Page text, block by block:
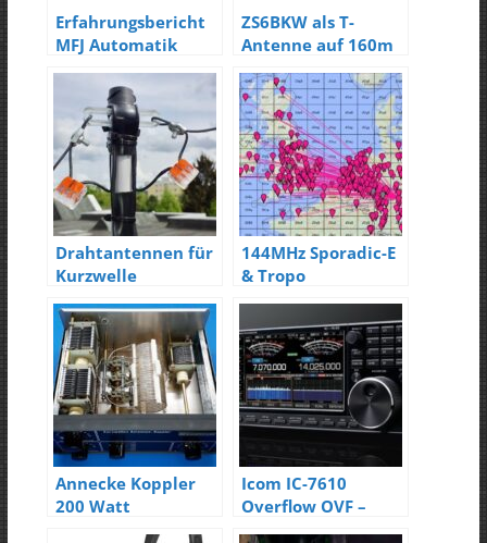
Erfahrungsbericht
MFJ Automatik
Tuner
ZS6BKW als T-
Antenne auf 160m
Drahtantennen für
Kurzwelle
144MHz Sporadic-E
& Tropo
Annecke Koppler
200 Watt
Icom IC-7610
Overflow OVF –
Ham Radio 2017